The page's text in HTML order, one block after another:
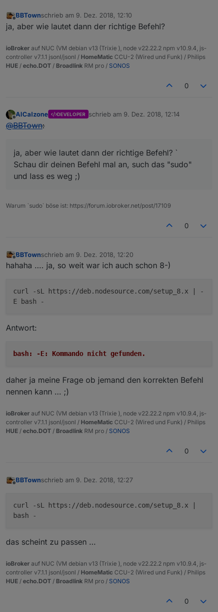
Offline
BBTownschrieb am 9. Dez. 2018, 12:10
zuletzt editiert von
ja, aber wie lautet dann der richtige Befehl?
ioBroker auf NUC (VM debian v13 (Trixie ), node v22.22.2 npm v10.9.4, js-
controller v7.1.1 jsonl/jsonl / HomeMatic CCU-2 (Wired und Funk) / Philips
HUE / echo.DOT / Broadlink RM pro / SONOS
0
Offline
AlCalzone DEVELOPER schrieb am 9. Dez. 2018, 12:14
zuletzt editiert von
@BBTown:
ja, aber wie lautet dann der richtige Befehl? `
Schau dir deinen Befehl mal an, such das "sudo"
und lass es weg ;)
Warum `sudo` böse ist: https://forum.iobroker.net/post/17109
0
Offline
BBTownschrieb am 9. Dez. 2018, 12:20
zuletzt editiert von
hahaha …. ja, so weit war ich auch schon 8-)
curl -sL https://deb.nodesource.com/setup_8.x | -
E bash -
Antwort:
bash: -E: Kommando nicht gefunden.
daher ja meine Frage ob jemand den korrekten Befehl
nennen kann … ;)
ioBroker auf NUC (VM debian v13 (Trixie ), node v22.22.2 npm v10.9.4, js-
controller v7.1.1 jsonl/jsonl / HomeMatic CCU-2 (Wired und Funk) / Philips
HUE / echo.DOT / Broadlink RM pro / SONOS
0
BBTownschrieb am 9. Dez. 2018, 12:27
zuletzt editiert von
curl -sL https://deb.nodesource.com/setup_8.x |
bash -
das scheint zu passen …
ioBroker auf NUC (VM debian v13 (Trixie ), node v22.22.2 npm v10.9.4, js-
controller v7.1.1 jsonl/jsonl / HomeMatic CCU-2 (Wired und Funk) / Philips
HUE / echo.DOT / Broadlink RM pro / SONOS
0